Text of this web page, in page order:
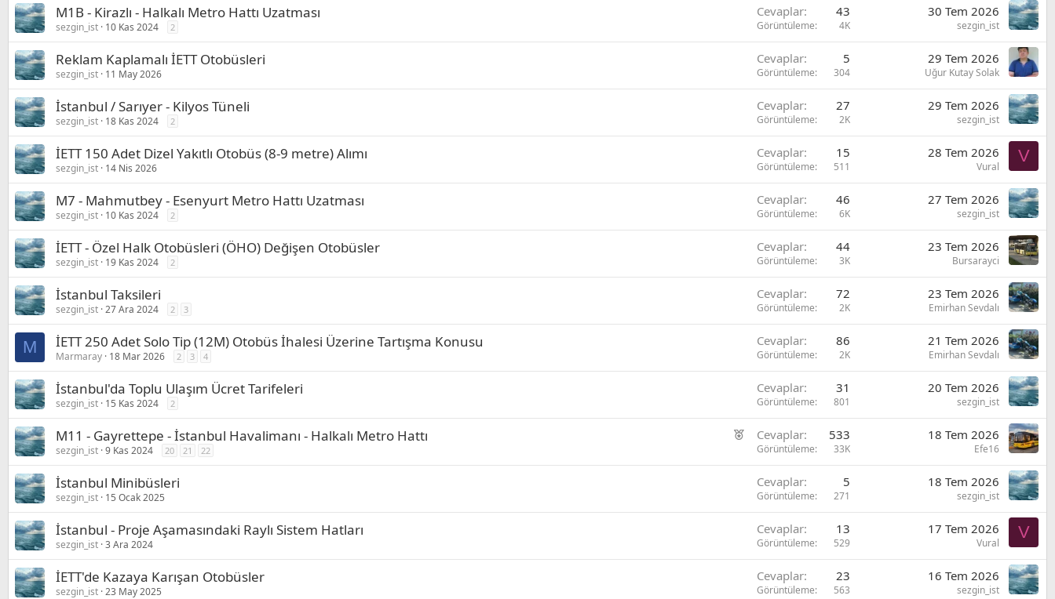
M1B - Kirazlı - Halkalı Metro Hattı Uzatması
sezgin_ist 10 Kas 2024 2
Cevaplar 43
Görüntüleme 4K
30 Tem 2026
sezgin_ist
Reklam Kaplamalı İETT Otobüsleri
sezgin_ist 11 May 2026
Cevaplar 5
Görüntüleme 304
29 Tem 2026
Uğur Kutay Solak
İstanbul / Sarıyer - Kilyos Tüneli
sezgin_ist 18 Kas 2024 2
Cevaplar 27
Görüntüleme 2K
29 Tem 2026
sezgin_ist
İETT 150 Adet Dizel Yakıtlı Otobüs (8-9 metre) Alımı
sezgin_ist 14 Nis 2026
Cevaplar 15
Görüntüleme 511
28 Tem 2026
Vural
V
M7 - Mahmutbey - Esenyurt Metro Hattı Uzatması
sezgin_ist 10 Kas 2024 2
Cevaplar 46
Görüntüleme 6K
27 Tem 2026
sezgin_ist
İETT - Özel Halk Otobüsleri (ÖHO) Değişen Otobüsler
sezgin_ist 19 Kas 2024 2
Cevaplar 44
Görüntüleme 3K
23 Tem 2026
Bursarayci
İstanbul Taksileri
sezgin_ist 27 Ara 2024 2 3
Cevaplar 72
Görüntüleme 2K
23 Tem 2026
Emirhan Sevdalı
M İETT 250 Adet Solo Tip (12M) Otobüs İhalesi Üzerine Tartışma Konusu
Marmaray 18 Mar 2026 2 3 4
Cevaplar 86
Görüntüleme 2K
21 Tem 2026
Emirhan Sevdalı
İstanbul'da Toplu Ulaşım Ücret Tarifeleri
sezgin_ist 15 Kas 2024 2
Cevaplar 31
Görüntüleme 801
20 Tem 2026
sezgin_ist
Ö
e
k
M11 - Gayrettepe - İstanbul Havalimanı - Halkalı Metro Hattı
sezgin_ist 9 Kas 2024 20 21 22
Cevaplar 533
Görüntüleme 33K
18 Tem 2026
Efe16
İstanbul Minibüsleri
sezgin_ist 15 Ocak 2025
Cevaplar 5
Görüntüleme 271
18 Tem 2026
sezgin_ist
İstanbul - Proje Aşamasındaki Raylı Sistem Hatları
sezgin_ist 3 Ara 2024
Cevaplar 13
Görüntüleme 529
17 Tem 2026
Vural
V
İETT'de Kazaya Karışan Otobüsler
sezgin_ist 23 May 2025
Cevaplar 23
Görüntüleme 563
16 Tem 2026
sezgin_ist